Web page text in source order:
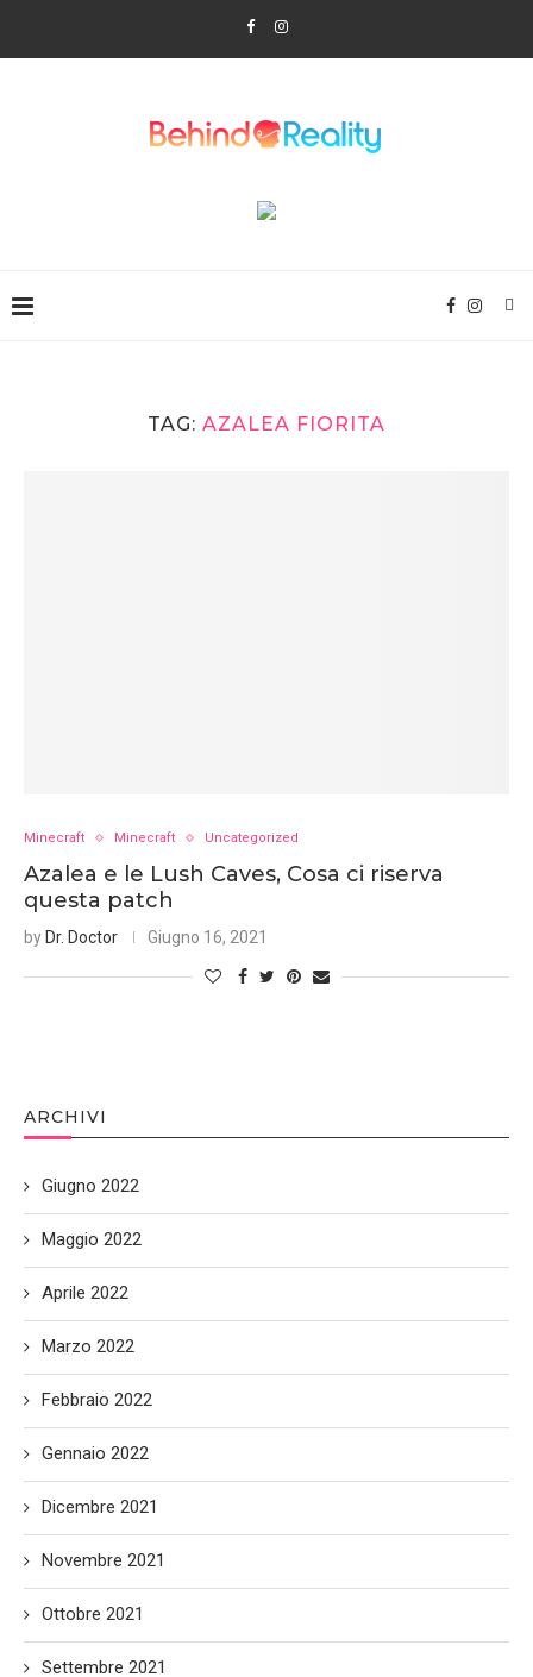
TAG: AZALEA FIORITA
Minecraft Minecraft Uncategorized
Azalea e le Lush Caves, Cosa ci riserva
questa patch
by Dr. Doctor Giugno 16, 2021
ARCHIVI
Giugno 2022
Maggio 2022
Aprile 2022
Marzo 2022
Febbraio 2022
Gennaio 2022
Dicembre 2021
Novembre 2021
Ottobre 2021
Settembre 2021